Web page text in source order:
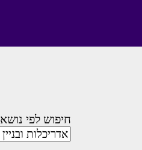
חיפוש לפי נושא